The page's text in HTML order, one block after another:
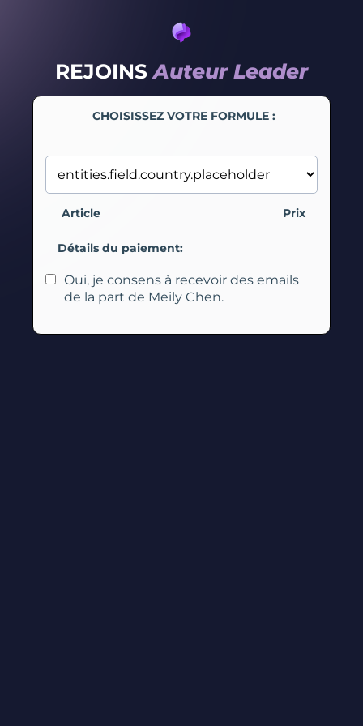
REJOINSAuteur Leader
CHOISISSEZ VOTRE FORMULE :
Article Prix
Détails du paiement:
Oui, je consens à recevoir des emails
de la part de Meily Chen.